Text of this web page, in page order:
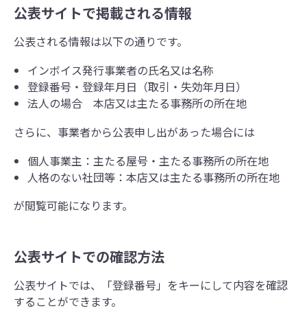
公表サイトで掲載される情報
公表される情報は以下の通りです。
インボイス発行事業者の氏名又は名称
登録番号・登録年月日（取引・失効年月日）
法人の場合 本店又は主たる事務所の所在地
さらに、事業者から公表申し出があった場合には
個人事業主：主たる屋号・主たる事務所の所在地
人格のない社団等：本店又は主たる事務所の所在地
が閲覧可能になります。
公表サイトでの確認方法
公表サイトでは、「登録番号」をキーにして内容を確認
することができます。